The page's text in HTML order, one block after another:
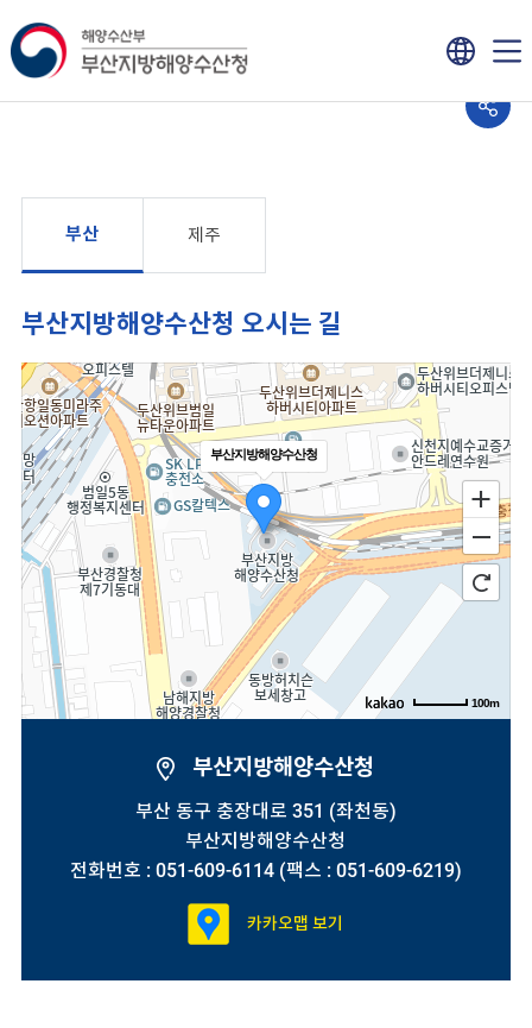
부산 제주
부산지방해양수산청 오시는 길
부산지방해양수산청
100m
부산지방해양수산청
부산 동구 충장대로 351 (좌천동)
부산지방해양수산청
전화번호 : 051-609-6114 (팩스 : 051-609-6219)
카카오맵 보기